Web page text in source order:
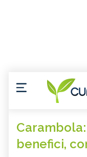
benefici,